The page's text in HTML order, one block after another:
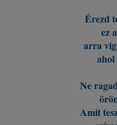
Érezd
ez
arra
ahol
Ne
Amit